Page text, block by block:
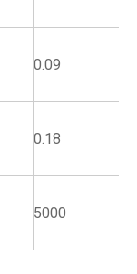
0.09
0.18
5000